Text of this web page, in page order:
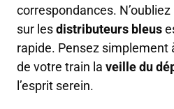
correspondances. N’oubliez
sur lesdistributeurs bleus
rapide. Pensez simplement
de votre train la veille du
l’esprit serein.